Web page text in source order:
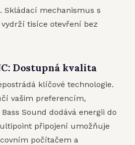
Skládací mechanismus s
tisíce otevření bez
Dostupná kvalita
klíčové technologie.
vašim preferencím,
Sound dodává energii do
připojení umožňuje
počítačem a